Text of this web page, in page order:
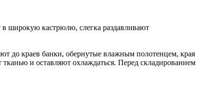
широкую кастрюлю, слегка раздавливают
до краев банки, обернутые влажным полотенцем, края
и оставляют охлаждаться. Перед складированием